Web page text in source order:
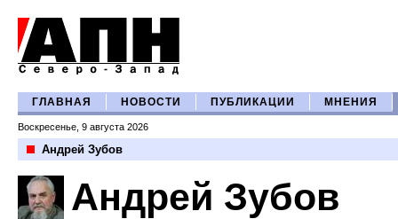
ГЛАВНАЯ НОВОСТИ ПУБЛИКАЦИИ МНЕНИЯ
Воскресенье, 9 августа 2026
Андрей Зубов
Андрей Зубов